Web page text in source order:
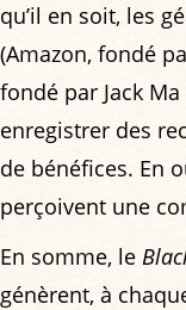
qu’il en soit, les
(Amazon, fondé
fondé par Jack
enregistrer des
de bénéfices. En
perçoivent une
En somme, le
génèrent, à